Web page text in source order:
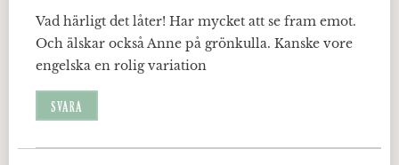
Vad härligt det låter! Har mycket att se fram emot.
Och älskar också Anne på grönkulla. Kanske vore
engelska en rolig variation
SVARA